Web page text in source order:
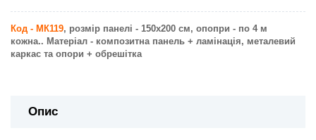
Код - МК119, розмір панелі - 150х200 см, опопри - по 4 м
кожна.. Матеріал - композитна панель + ламінація, металевий
каркас та опори + обрешітка
Опис